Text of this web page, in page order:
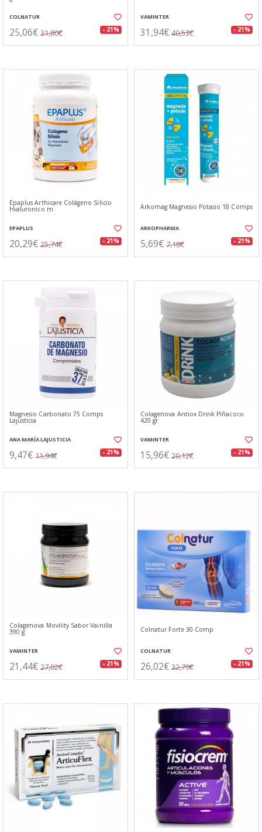
COLNATUR
25,06€ 31,80€ - 21%
VAMINTER
31,94€ 40,53€ - 21%
Epaplus Arthicare Colágeno Silicio
Hialuronico m
EPAPLUS
20,29€ 25,74€ - 21%
Arkomag Magnesio Potasio 18 Comps
ARKOPHARMA
5,69€ 7,18€ - 21%
Magnesio Carbonato 75 Comps
Lajusticia
ANA MARÍA LAJUSTICIA
9,47€ 11,94€ - 21%
Colagenova Antiox Drink Piñacoco
420 gr
VAMINTER
15,96€ 20,12€ - 21%
Colagenova Movility Sabor Vainilla
390 g
VAMINTER
21,44€ 27,02€ - 21%
Colnatur Forte 30 Comp
COLNATUR
26,02€ 32,79€ - 21%